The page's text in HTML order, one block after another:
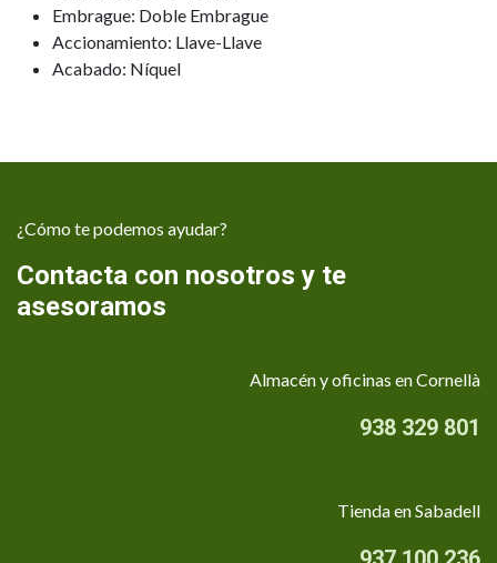
Embrague: Doble Embrague
Accionamiento: Llave-Llave
Acabado: Níquel
¿Cómo te podemos ayudar?
Contacta con nosotros y te
asesoramos
Almacén y oficinas en Cornellà
938 329 801
Tienda en Sabadell